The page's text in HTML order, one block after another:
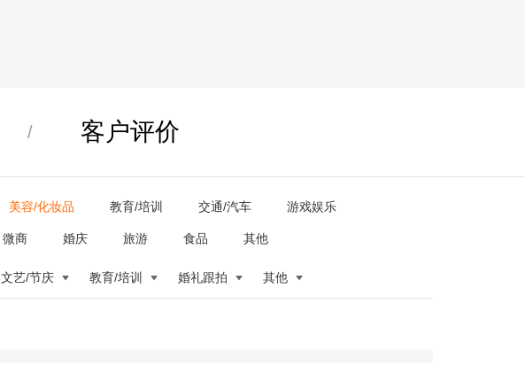
/ 客户评价
美容/化妆品 教育/培训 交通/汽车 游戏娱乐
微商 婚庆 旅游 食品 其他
文艺/节庆 教育/培训 婚礼跟拍 其他